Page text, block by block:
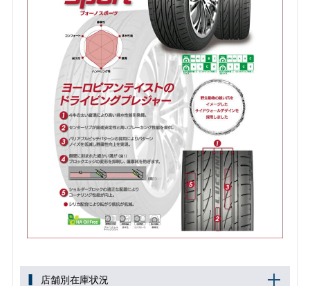
店舗別在庫状況